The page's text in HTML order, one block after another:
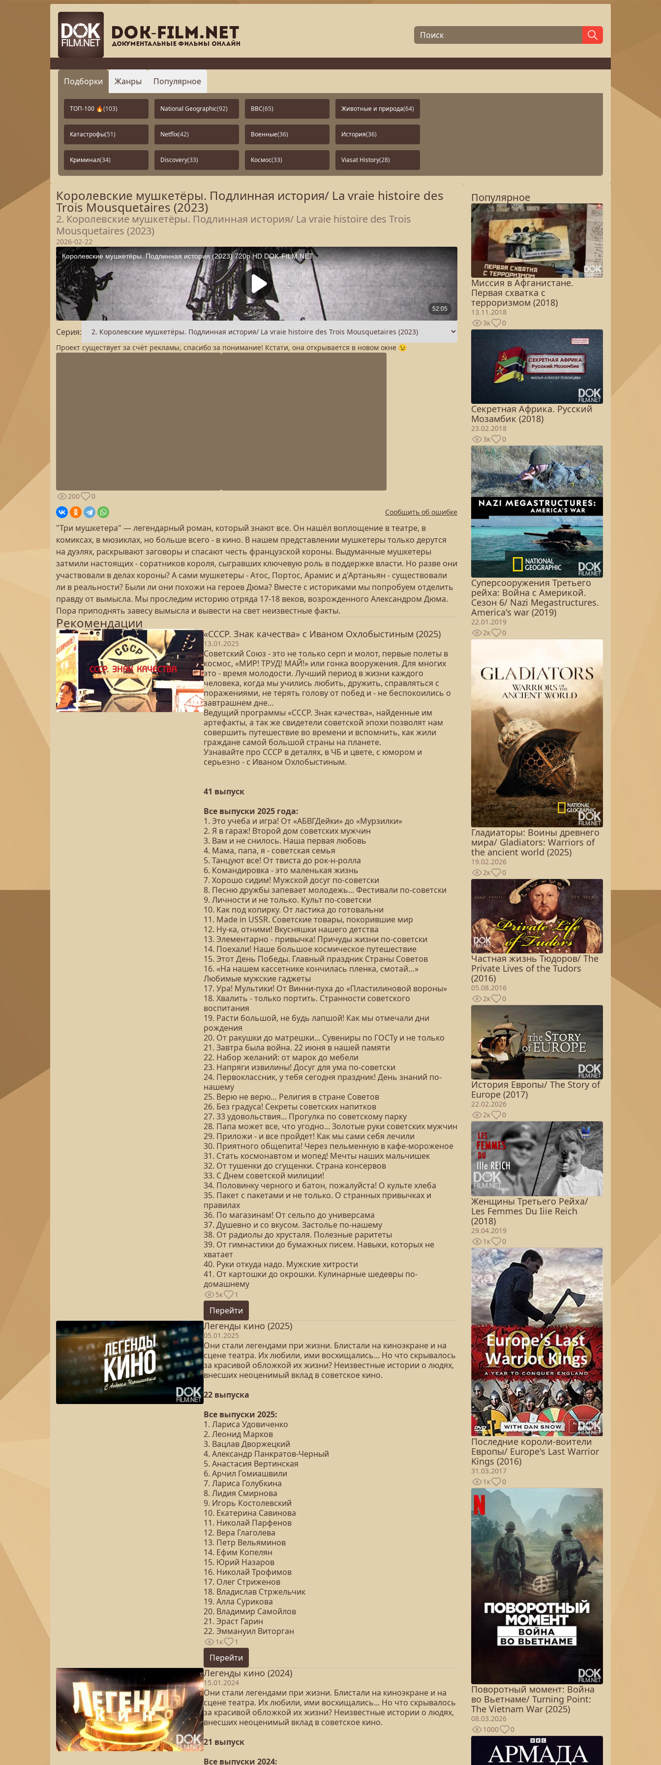
Подборки Жанры Популярное
ТОП-100 🔥(103) National Geographic(92) BBC(65) Животные и природа(64)
Катастрофы(51) Netflix(42) Военные(36) История(36)
Криминал(34) Discovery(33) Космос(33) Viasat History(28)
Королевские мушкетёры. Подлинная история/ La vraie histoire des
Trois Mousquetaires (2023)
2. Королевские мушкетёры. Подлинная история/ La vraie histoire des Trois
Mousquetaires (2023)
2026-02-22
Серия:
Проект существует за счёт рекламы, спасибо за понимание! Кстати, она открывается в новом окне 😉
200
0
Сообщить об ошибке
"Три мушкетера" — легендарный роман, который знают все. Он нашёл воплощение в театре, в
комиксах, в мюзиклах, но больше всего - в кино. В нашем представлении мушкетеры только дерутся
на дуэлях, раскрывают заговоры и спасают честь французской короны. Выдуманные мушкетеры
затмили настоящих - соратников короля, сыгравших ключевую роль в поддержке власти. Но разве они
участвовали в делах короны? А сами мушкетеры - Атос, Портос, Арамис и д'Артаньян - существовали
ли в реальности? Были ли они похожи на героев Дюма? Вместе с историками мы попробуем отделить
правду от вымысла. Мы проследим историю отряда 17-18 веков, возрожденного Александром Дюма.
Пора приподнять завесу вымысла и вывести на свет неизвестные факты.
Рекомендации
«СССР. Знак качества» с Иваном Охлобыстиным (2025)
13.01.2025
Советский Союз - это не только серп и молот, первые полеты в
космос, «МИР! ТРУД! МАЙ!» или гонка вооружения. Для многих
это - время молодости. Лучший период в жизни каждого
человека, когда мы учились любить, дружить, справляться с
поражениями, не терять голову от побед и - не беспокоились о
завтрашнем дне…
Ведущий программы «СССР. Знак качества», найденные им
артефакты, а так же свидетели советской эпохи позволят нам
совершить путешествие во времени и вспомнить, как жили
граждане самой большой страны на планете.
Узнавайте про СССР в деталях, в ЧБ и цвете, с юмором и
серьезно - с Иваном Охлобыстиным.
41 выпуск
Все выпуски 2025 года:
1. Это учеба и игра! От «АБВГДейки» до «Мурзилки»
2. Я в гараж! Второй дом советских мужчин
3. Вам и не снилось. Наша первая любовь
4. Мама, папа, я - советская семья
5. Танцуют все! От твиста до рок-н-ролла
6. Командировка - это маленькая жизнь
7. Хорошо сидим! Мужской досуг по-советски
8. Песню дружбы запевает молодежь... Фестивали по-советски
9. Личности и не только. Культ по-советски
10. Как под копирку. От ластика до готовальни
11. Made in USSR. Советские товары, покорившие мир
12. Ну-ка, отними! Вкусняшки нашего детства
13. Элементарно - привычка! Причуды жизни по-советски
14. Поехали! Наше большое космическое путешествие
15. Этот День Победы. Главный праздник Страны Советов
16. «На нашем кассетнике кончилась пленка, смотай…»
Любимые мужские гаджеты
17. Ура! Мультики! От Винни-пуха до «Пластилиновой вороны»
18. Хвалить - только портить. Странности советского
воспитания
19. Расти большой, не будь лапшой! Как мы отмечали дни
рождения
20. От ракушки до матрешки... Сувениры по ГОСТу и не только
21. Завтра была война. 22 июня в нашей памяти
22. Набор желаний: от марок до мебели
23. Напряги извилины! Досуг для ума по-советски
24. Первоклассник, у тебя сегодня праздник! День знаний по-
нашему
25. Верю не верю… Религия в стране Советов
26. Без градуса! Секреты советских напитков
27. 33 удовольствия... Прогулка по советскому парку
28. Папа может все, что угодно... Золотые руки советских мужчин
29. Приложи - и все пройдет! Как мы сами себя лечили
30. Приятного общепита! Через пельменную в кафе-мороженое
31. Стать космонавтом и мопед! Мечты наших мальчишек
32. От тушенки до сгущенки. Страна консервов
33. С Днем советской милиции!
34. Половинку черного и батон, пожалуйста! О культе хлеба
35. Пакет с пакетами и не только. О странных привычках и
правилах
36. По магазинам! От сельпо до универсама
37. Душевно и со вкусом. Застолье по-нашему
38. От радиолы до хрусталя. Полезные раритеты
39. От гимнастики до бумажных писем. Навыки, которых не
хватает
40. Руки откуда надо. Мужские хитрости
41. От картошки до окрошки. Кулинарные шедевры по-
домашнему
5к 1
Перейти
Легенды кино (2025)
05.01.2025
Они стали легендами при жизни. Блистали на киноэкране и на
сцене театра. Их любили, ими восхищались... Но что скрывалось
за красивой обложкой их жизни? Неизвестные истории о людях,
внесших неоценимый вклад в советское кино.
22 выпуска
Все выпуски 2025:
1. Лариса Удовиченко
2. Леонид Марков
3. Вацлав Дворжецкий
4. Александр Панкратов-Черный
5. Анастасия Вертинская
6. Арчил Гомиашвили
7. Лариса Голубкина
8. Лидия Смирнова
9. Игорь Костолевский
10. Екатерина Савинова
11. Николай Парфенов
12. Вера Глаголева
13. Петр Вельяминов
14. Ефим Копелян
15. Юрий Назаров
16. Николай Трофимов
17. Олег Стриженов
18. Владислав Стржельчик
19. Алла Сурикова
20. Владимир Самойлов
21. Эраст Гарин
22. Эммануил Виторган
1к 1
Перейти
Легенды кино (2024)
15.01.2024
Они стали легендами при жизни. Блистали на киноэкране и на
сцене театра. Их любили, ими восхищались... Но что скрывалось
за красивой обложкой их жизни? Неизвестные истории о людях,
внесших неоценимый вклад в советское кино.
21 выпуск
Все выпуски 2024:
Популярное
Миссия в Афганистане.
Первая схватка с
терроризмом (2018)
13.11.2018
3к
0
Секретная Африка. Русский
Мозамбик (2018)
23.02.2018
3к
0
Суперсооружения Третьего
рейха: Война с Америкой.
Сезон 6/ Nazi Megastructures.
America's war (2019)
22.01.2019
2к
0
Гладиаторы: Воины древнего
мира/ Gladiators: Warriors of
the ancient world (2025)
19.02.2026
2к
0
Частная жизнь Тюдоров/ The
Private Lives of the Tudors
(2016)
05.08.2016
2к
0
История Европы/ The Story of
Europe (2017)
22.02.2026
2к
0
Женщины Третьего Рейха/
Les Femmes Du Iiie Reich
(2018)
29.04.2019
1к
0
Последние короли-воители
Европы/ Europe's Last Warrior
Kings (2016)
31.03.2017
1к
0
Поворотный момент: Война
во Вьетнаме/ Turning Point:
The Vietnam War (2025)
08.03.2026
1000
0